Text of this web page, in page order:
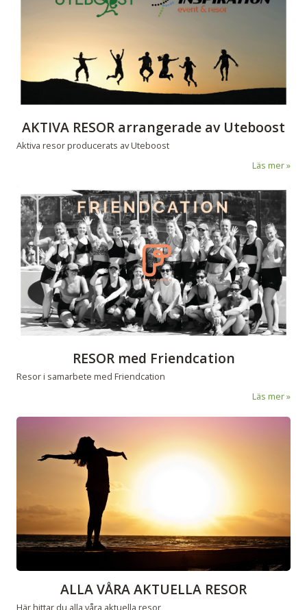
AKTIVA RESOR arrangerade av Uteboost
Aktiva resor producerats av Uteboost
Läs mer
RESOR med Friendcation
Resor i samarbete med Friendcation
Läs mer
ALLA VÅRA AKTUELLA RESOR
Här hittar du alla våra aktuella resor